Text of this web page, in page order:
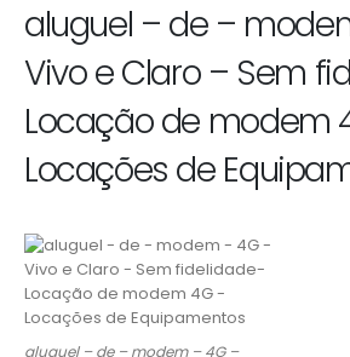
aluguel – de –
Vivo e Claro – Sem
Locação de modem
Locações de
aluguel – de – modem – 4G –